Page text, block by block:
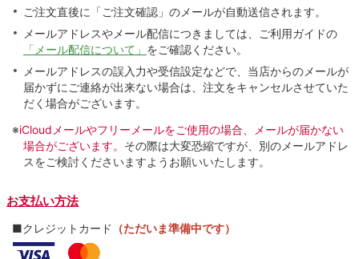
ご注文直後に「ご注文確認」のメールが自動送信されます。
メールアドレスやメール配信につきましては、ご利用ガイドの
「メール配信について」 をご確認ください。
メールアドレスの誤入力や受信設定などで、当店からのメールが
届かずにご連絡が出来ない場合は、注文をキャンセルさせていた
だく場合がございます。
※iCloudメールやフリーメールをご使用の場合、メールが届かない
場合がございます。 その際は大変恐縮ですが、別のメールアドレ
スをご検討くださいますようお願いいたします。
お支払い方法
■クレジットカード （ただいま準備中です）